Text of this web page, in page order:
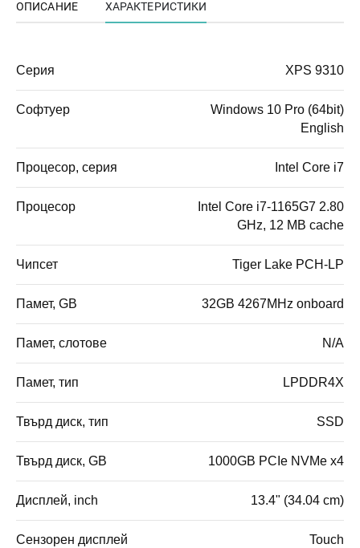
ОПИСАНИЕ ХАРАКТЕРИСТИКИ
Серия XPS 9310
Софтуер
Windows 10 Pro (64bit)
English
Процесор, серия Intel Core i7
Процесор
Intel Core i7-1165G7 2.80
GHz, 12 MB cache
Чипсет Tiger Lake PCH-LP
Памет, GB 32GB 4267MHz onboard
Памет, слотове N/A
Памет, тип LPDDR4X
Твърд диск, тип SSD
Твърд диск, GB 1000GB PCIe NVMe x4
Дисплей, inch 13.4" (34.04 cm)
Сензорен дисплей Touch